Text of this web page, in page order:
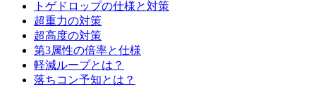
トゲドロップの仕様と対策
超重力の対策
超高度の対策
第3属性の倍率と仕様
軽減ループとは？
落ちコン予知とは？